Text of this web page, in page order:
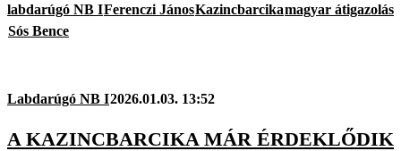
labdarúgó NB IFerenczi JánosKazincbarcikamagyar átigazolás
Sós Bence
Labdarúgó NB I2026.01.03. 13:52
A KAZINCBARCIKA MÁR ÉRDEKLŐDIK